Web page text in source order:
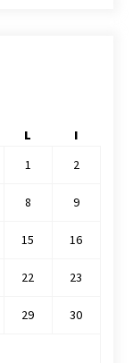
L
I
1
2
8 9
15 16
22 23
29 30